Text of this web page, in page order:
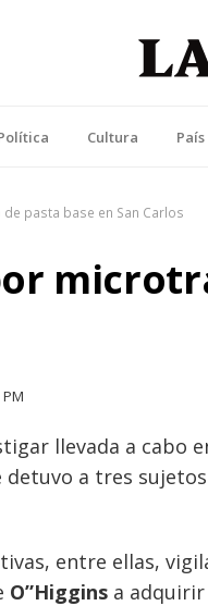
Cultura País
pasta base en San Carlos
PM
llevada a cabo
detuvo a tres
entre ellas,
O”Higgins a